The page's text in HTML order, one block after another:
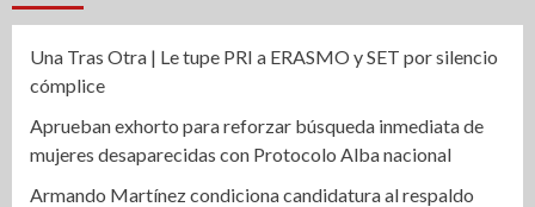
Una Tras Otra | Le tupe PRI a ERASMO y SET por silencio
cómplice
Aprueban exhorto para reforzar búsqueda inmediata de
mujeres desaparecidas con Protocolo Alba nacional
Armando Martínez condiciona candidatura al respaldo